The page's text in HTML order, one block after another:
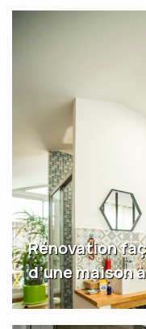
Rénovation
d’une maison